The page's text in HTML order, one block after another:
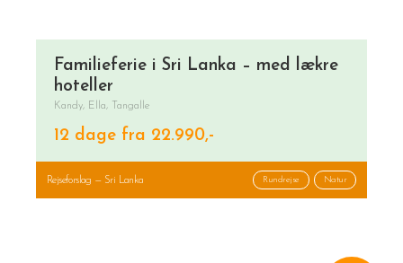
Familieferie i Sri Lanka – med lækre
hoteller
Kandy, Ella, Tangalle
12 dage fra 22.990,-
Rejseforslag — Sri Lanka Rundrejse Natur